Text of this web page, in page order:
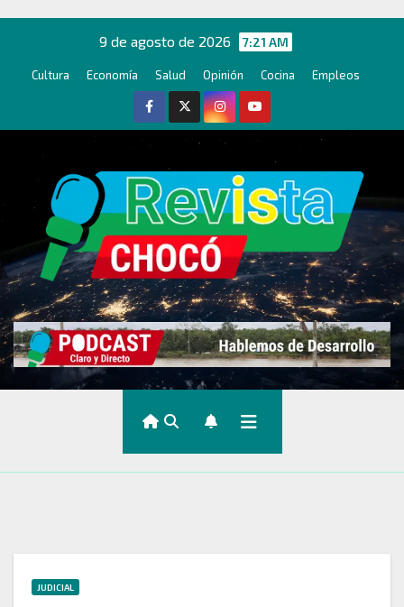
contenido
9 de agosto de 2026 7:21 AM
Cultura Economía Salud Opinión Cocina Empleos
JUDICIAL